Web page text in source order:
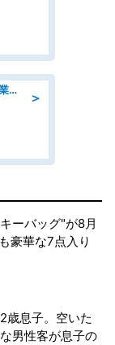
＞
08月開始/「土日祝休み」ヘルスケア業界の産業保健師/高時給/未経験OK/要資格:保健師、正看護師
ーバッグ"が8月
豪華な7点入り
歳息子。空いた
男性客が息子の